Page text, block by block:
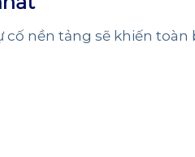
nền tảng sẽ khiến